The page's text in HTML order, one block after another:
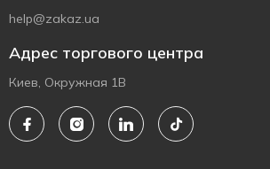
help@zakaz.ua
Адрес торгового центра
Киев, Окружная 1В